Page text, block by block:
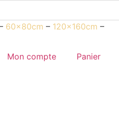
60x80cm – 120x160cm –
Mon compte Panier